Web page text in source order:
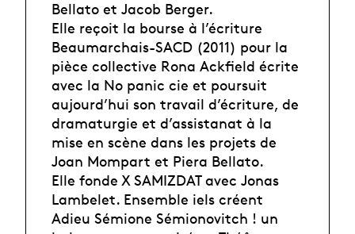
Bellato et Jacob Berger.
Elle reçoit la bourse à l’écriture
Beaumarchais-SACD (2011) pour la
pièce collective Rona Ackfield écrite
avec la No panic cie et poursuit
aujourd’hui son travail d’écriture, de
dramaturgie et d’assistanat à la
mise en scène dans les projets de
Joan Mompart et Piera Bellato.
Elle fonde X SAMIZDAT avec Jonas
Lambelet. Ensemble iels créent
Adieu Sémione Sémionovitch ! un